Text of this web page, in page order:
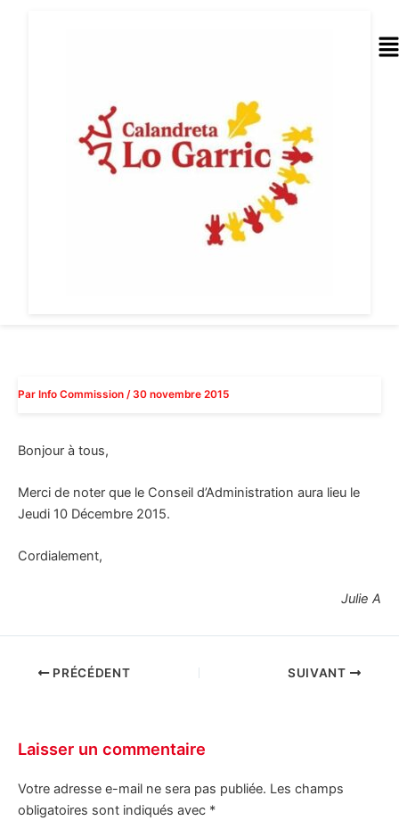
Par Info Commission / 30 novembre 2015
Bonjour à tous,
Merci de noter que le Conseil d’Administration aura lieu le
Jeudi 10 Décembre 2015.
Cordialement,
Julie A
PRÉCÉDENT SUIVANT
Laisser un commentaire
Votre adresse e-mail ne sera pas publiée. Les champs
obligatoires sont indiqués avec *